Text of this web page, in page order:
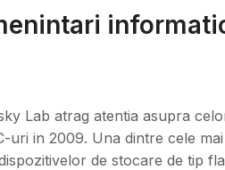
Lab atrag atentia asupra
uri in 2009. Una dintre cele
de stocare de tip